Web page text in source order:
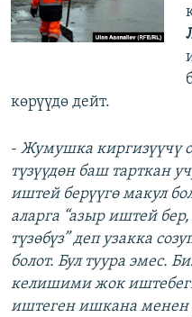
көрүүдө дейт.
- Жумушка киргизүүчү
түзүүдөн баш тарткан
иштей берүүгө макул
аларга “азыр иштей
түзөбүз” деп узакка
болот. Бул туура эмес.
келишими жок
иштеген ишкана